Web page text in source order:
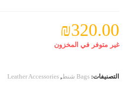
₪320.00
غير متوفر في المخزون
التصنيفات:Bags شنط ,
Leather Accessories